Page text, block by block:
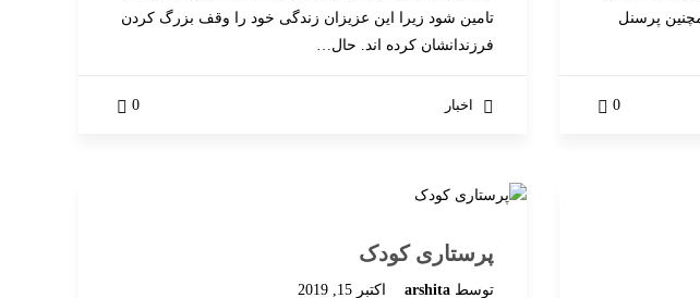
تامین شود زیرا این عزیزان زندگی خود را وقف بزرگ کردن
فرزندانشان کرده اند. حال…
اخبار 0
پرسنل
0
پرستاری کودک
توسط arshita اکتبر 15, 2019